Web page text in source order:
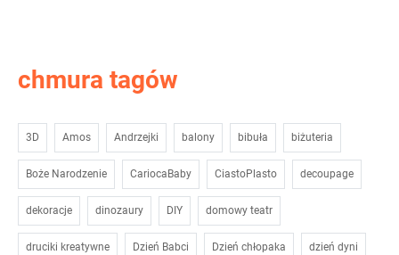
chmura tagów
3D Amos Andrzejki balony bibuła biżuteria
Boże Narodzenie CariocaBaby CiastoPlasto decoupage
dekoracje dinozaury DIY domowy teatr
druciki kreatywne Dzień Babci Dzień chłopaka dzień dyni